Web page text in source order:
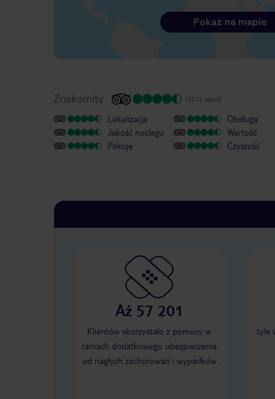
Pokaż na mapie
Znakomity (2312 opinii)
Lokalizacja
Jakość noclegu
Pokoje
Obsługa
Wartość
Czystość
Aż 57 201
Klientów skorzystało z pomocy w
ramach dodatkowego ubezpieczenia
od nagłych zachorowań i wypadków
tyle